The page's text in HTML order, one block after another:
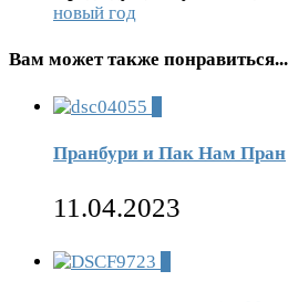
новый год
Вам может также понравиться...
Пранбури и Пак Нам Пран
11.04.2023